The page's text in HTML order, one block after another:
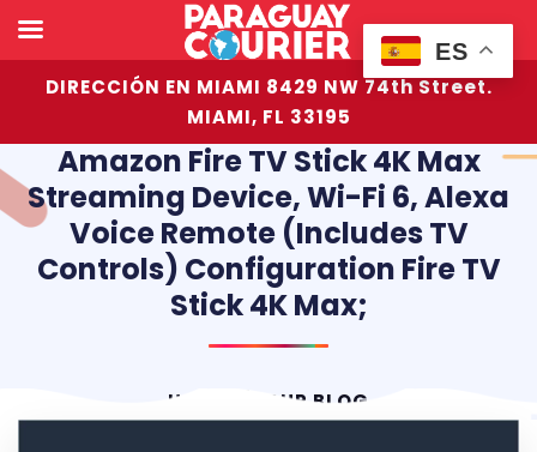
DIRECCIÓN EN MIAMI 8429 NW 74th Street.
MIAMI, FL 33195
Amazon Fire TV Stick 4K Max
Streaming Device, Wi-Fi 6, Alexa
Voice Remote (includes TV
Controls) Configuration Fire TV
Stick 4K Max;
HOME OUR BLOG
ES